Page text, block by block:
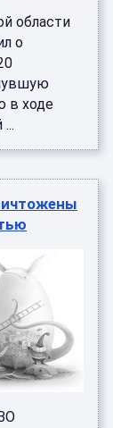
области
о
в ходе